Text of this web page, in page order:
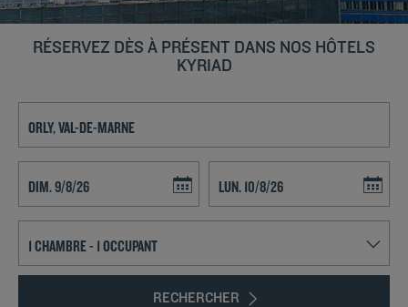
RÉSERVEZ DÈS À PRÉSENT DANS NOS HÔTELS
KYRIAD
RECHERCHER